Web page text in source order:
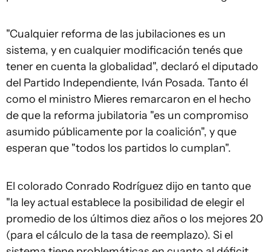
"Cualquier reforma de las jubilaciones es un
sistema, y en cualquier modificación tenés que
tener en cuenta la globalidad", declaró el diputado
del Partido Independiente, Iván Posada. Tanto él
como el ministro Mieres remarcaron en el hecho
de que la reforma jubilatoria "es un compromiso
asumido públicamente por la coalición", y que
esperan que "todos los partidos lo cumplan".
El colorado Conrado Rodríguez dijo en tanto que
"la ley actual establece la posibilidad de elegir el
promedio de los últimos diez años o los mejores 20
(para el cálculo de la tasa de reemplazo). Si el